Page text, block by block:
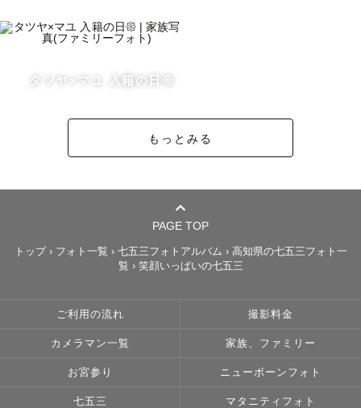
タツヤ×マユ 入籍の日𑁍
もっとみる
PAGE TOP
トップ› フォト一覧 › 七五三フォトアルバム › 高知県の七五三フォト一
覧 › 笑顔いっぱいの七五三
ご利用の流れ 撮影料金
カメラマン一覧 家族、ファミリー
お宮参り ニューボーンフォト
七五三 マタニティフォト